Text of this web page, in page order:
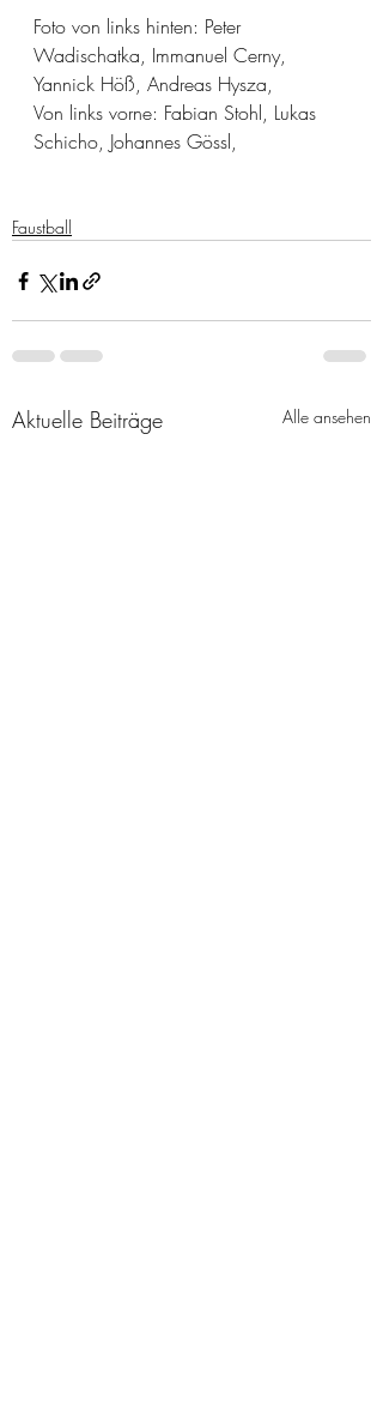
Foto von links hinten: Peter
Wadischatka, Immanuel Cerny,
Yannick Höß, Andreas Hysza,
Von links vorne: Fabian Stohl, Lukas
Schicho, Johannes Gössl,
Faustball
Aktuelle Beiträge Alle ansehen